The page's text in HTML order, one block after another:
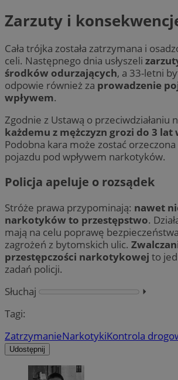
Zarzuty i
Cała trójka została zatrzymana i
celi. Następnego dnia usłyszeli
środków odurzających, a 33-letni
odpowie również za prowadzenie
wpływem.
Zgodnie z Ustawą o przeciwdziałaniu
każdemu z mężczyzn grozi do 3 lat
Podobna kara może zostać
pojazdu pod wpływem narkotyków.
Policja apeluje o rozsądek
Stróże prawa przypominają: nawet
narkotyków to przestępstwo.
mają na celu poprawę
zagrożeń z bytomskich ulic.
przestępczości narkotykowej to
zadań policji.
Słuchaj
⏵︎
Tagi:
ZatrzymanieNarkotykiKontrola
Udostępnij